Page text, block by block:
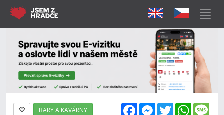
FacebookMessenger
Twitter
BARY A KAVÁRNY